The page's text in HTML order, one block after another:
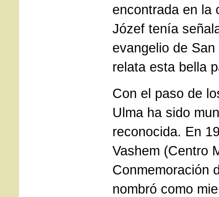
encontrada en la
Józef tenía
evangelio de
relata esta bella
Con el paso de
Ulma ha sido
reconocida. En
Vashem (Centro
Conmemoración
nombró como